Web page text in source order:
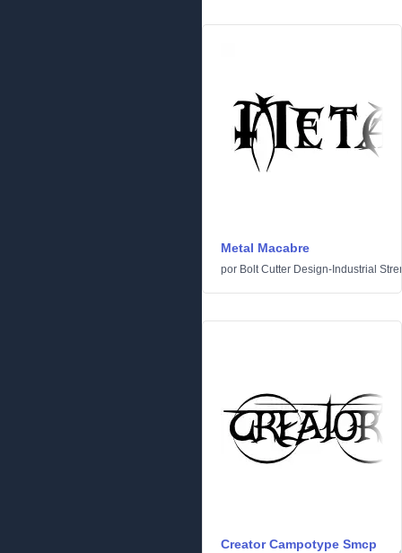
Metal Macabre
por Bolt Cutter Design-Industrial
Creator Campotype Smcp